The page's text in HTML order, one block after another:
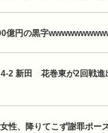
億円の黒字
4-2 新田　花巻東が2回戦
性、降りてこず謝罪ポー